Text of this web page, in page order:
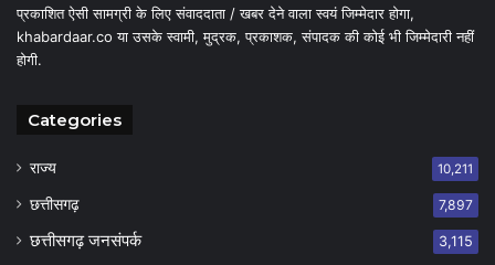
प्रकाशित ऐसी सामग्री के लिए संवाददाता / खबर देने वाला स्वयं जिम्मेदार होगा,
khabardaar.co या उसके स्वामी, मुद्रक, प्रकाशक, संपादक की कोई भी जिम्मेदारी नहीं
होगी.
Categories
राज्य 10,211
छत्तीसगढ़ 7,897
छत्तीसगढ़ जनसंपर्क 3,115